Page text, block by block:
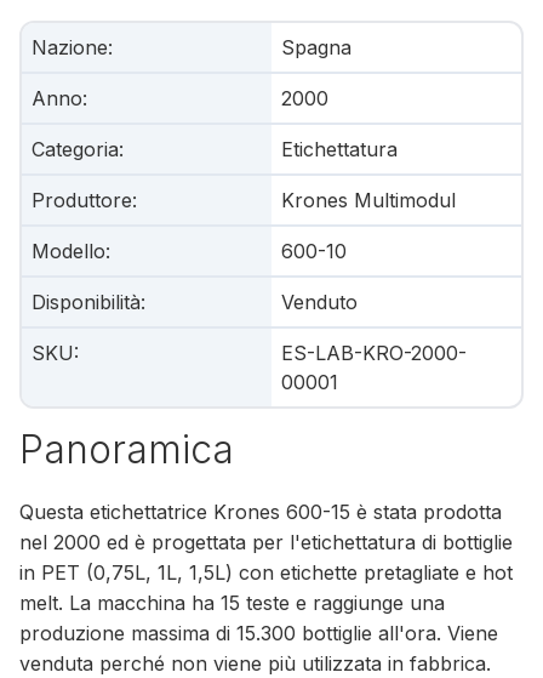
Nazione: Spagna
Anno: 2000
Categoria: Etichettatura
Produttore: Krones Multimodul
Modello: 600-10
Disponibilità: Venduto
SKU:
ES-LAB-KRO-2000-
00001
Panoramica
Questa etichettatrice Krones 600-15 è stata prodotta
nel 2000 ed è progettata per l'etichettatura di bottiglie
in PET (0,75L, 1L, 1,5L) con etichette pretagliate e hot
melt. La macchina ha 15 teste e raggiunge una
produzione massima di 15.300 bottiglie all'ora. Viene
venduta perché non viene più utilizzata in fabbrica.